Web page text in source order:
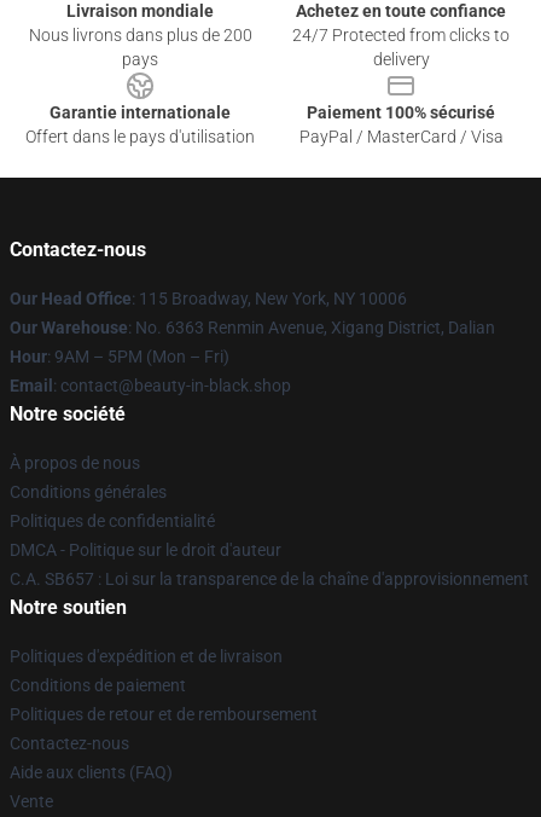
Livraison mondiale
Nous livrons dans plus de 200
pays
Achetez en toute confiance
24/7 Protected from clicks to
delivery
Garantie internationale
Offert dans le pays d'utilisation
Paiement 100% sécurisé
PayPal / MasterCard / Visa
Contactez-nous
Our Head Office: 115 Broadway, New York, NY 10006
Our Warehouse: No. 6363 Renmin Avenue, Xigang District, Dalian
Hour: 9AM – 5PM (Mon – Fri)
Email : contact@beauty-in-black.shop
Notre société
À propos de nous
Conditions générales
Politiques de confidentialité
DMCA - Politique sur le droit d'auteur
C.A. SB657 : Loi sur la transparence de la chaîne d'approvisionnement
Notre soutien
Politiques d'expédition et de livraison
Conditions de paiement
Politiques de retour et de remboursement
Contactez-nous
Aide aux clients (FAQ)
Vente